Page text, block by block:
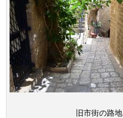
旧市街の路地